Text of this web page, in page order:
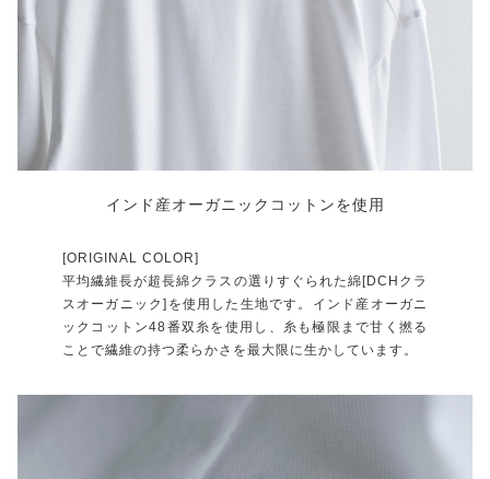
インド産オーガニックコットンを使用
[ORIGINAL COLOR]
平均繊維長が超長綿クラスの選りすぐられた綿[DCHクラ
スオーガニック]を使用した生地です。インド産オーガニ
ックコットン48番双糸を使用し、糸も極限まで甘く撚る
ことで繊維の持つ柔らかさを最大限に生かしています。